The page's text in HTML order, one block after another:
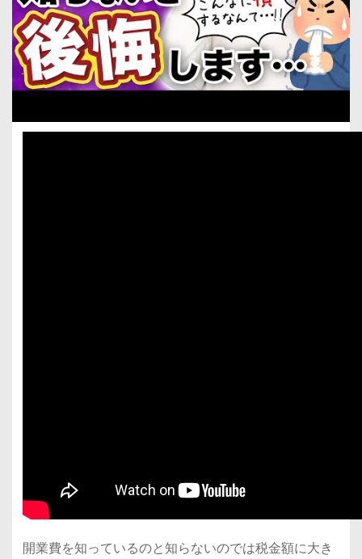
開業費を知っているのと知らないのでは税金額に大き